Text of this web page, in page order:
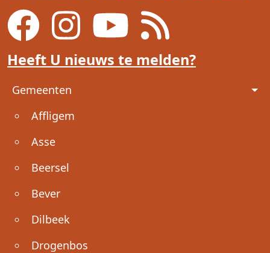
Heeft U nieuws te melden?
Voet
Gemeenten
Affligem
Asse
Beersel
Bever
Dilbeek
Drogenbos